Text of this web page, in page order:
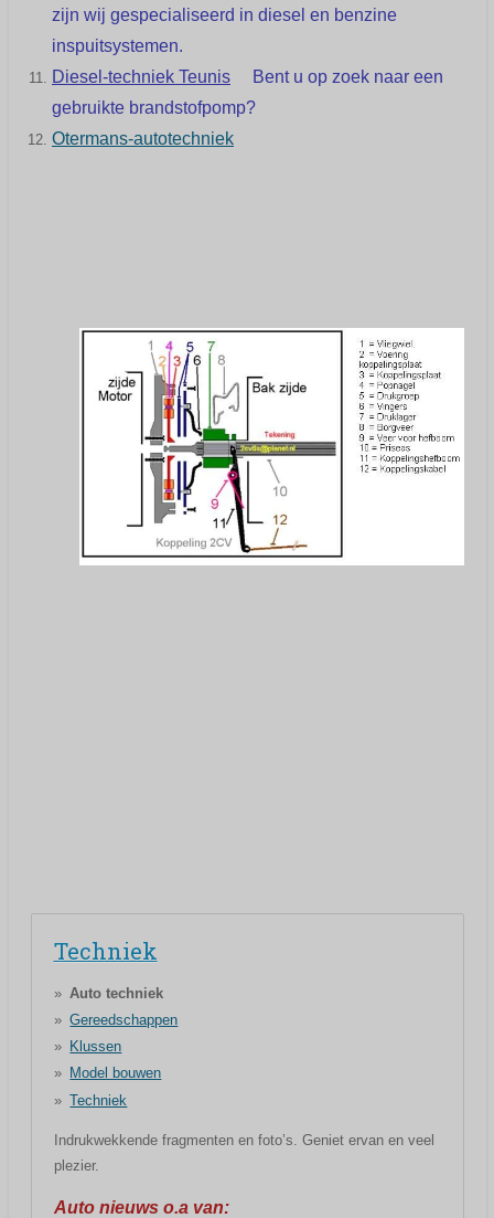
zijn wij gespecialiseerd in diesel en benzine
inspuitsystemen.
Diesel-techniek Teunis Bent u op zoek naar een
gebruikte brandstofpomp?
Otermans-autotechniek
Techniek
Auto techniek
Gereedschappen
Klussen
Model bouwen
Techniek
Indrukwekkende fragmenten en foto’s. Geniet ervan en veel
plezier.
Auto nieuws o.a van: